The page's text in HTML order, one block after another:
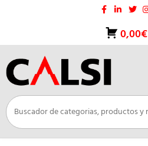
0,00€